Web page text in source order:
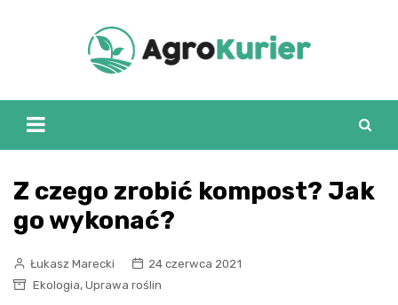
Z czego zrobić kompost? Jak
go wykonać?
Łukasz Marecki
24 czerwca 2021
Ekologia, Uprawa roślin